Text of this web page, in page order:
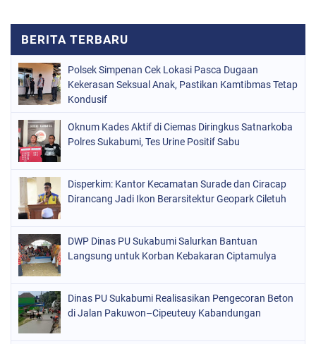
Polsek Simpenan Cek Lokasi Pasca Dugaan
Kekerasan Seksual Anak, Pastikan Kamtibmas Tetap
Kondusif
Oknum Kades Aktif di Ciemas Diringkus Satnarkoba
Polres Sukabumi, Tes Urine Positif Sabu
Disperkim: Kantor Kecamatan Surade dan Ciracap
Dirancang Jadi Ikon Berarsitektur Geopark Ciletuh
DWP Dinas PU Sukabumi Salurkan Bantuan
Langsung untuk Korban Kebakaran Ciptamulya
Dinas PU Sukabumi Realisasikan Pengecoran Beton
di Jalan Pakuwon–Cipeuteuy Kabandungan